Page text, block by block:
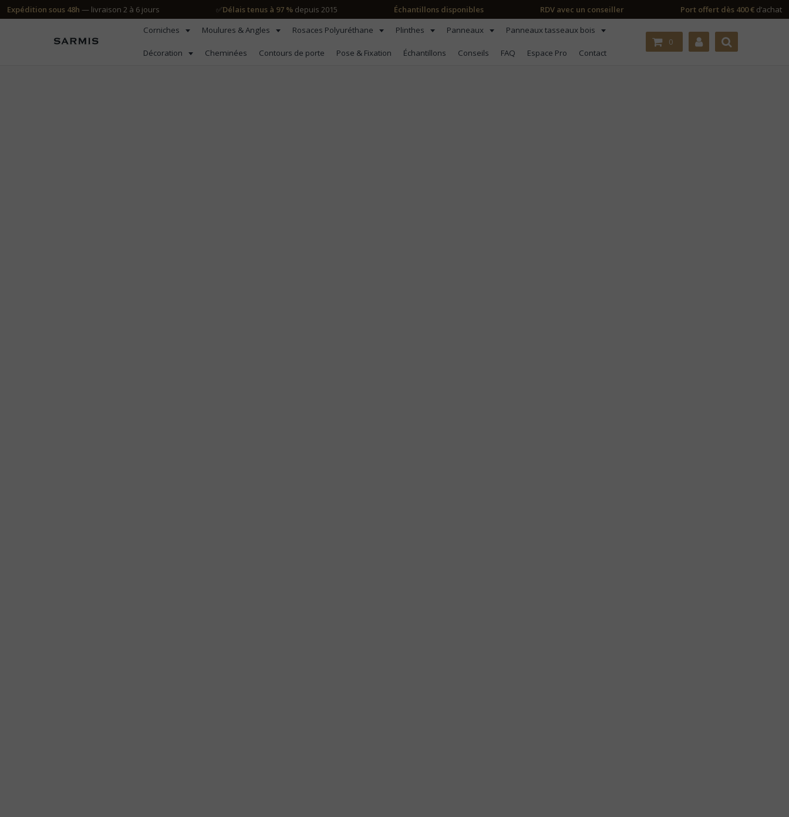
Expédition sous 48h — livraison 2 à 6 jours ✅Délais tenus à 97 % depuis 2015 Échantillons disponibles RDV avec un conseiller Port offert dès 400 € d’achat
Corniches
Moulures & Angles Rosaces Polyuréthane Plinthes Panneaux Panneaux tasseaux bois
Décoration Cheminées Contours de porte Pose & Fixation Échantillons Conseils FAQ Espace Pro Contact
0